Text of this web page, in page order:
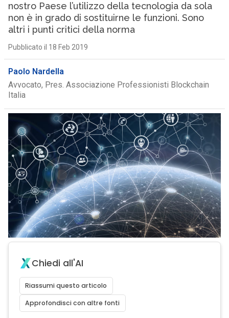
nostro Paese l’utilizzo della tecnologia da sola
non è in grado di sostituirne le funzioni. Sono
altri i punti critici della norma
Pubblicato il 18 Feb 2019
Paolo Nardella
Avvocato, Pres. Associazione Professionisti Blockchain
Italia
Chiedi all'AI
Riassumi questo articolo
Approfondisci con altre fonti